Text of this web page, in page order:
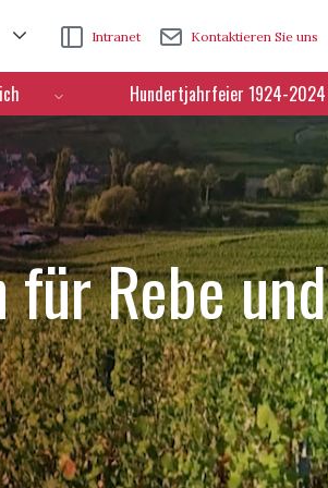
Intranet Kontaktieren Sie uns
Hundertjahrfeier 1924-2024
Rebe und